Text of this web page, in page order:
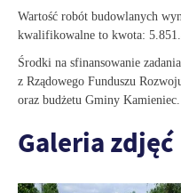
Wartość robót budowlanych
kwalifikowalne to kwota:
Środki na sfinansowanie
z Rządowego Funduszu
oraz budżetu Gminy Kamieniec.
Galeria zdjęć